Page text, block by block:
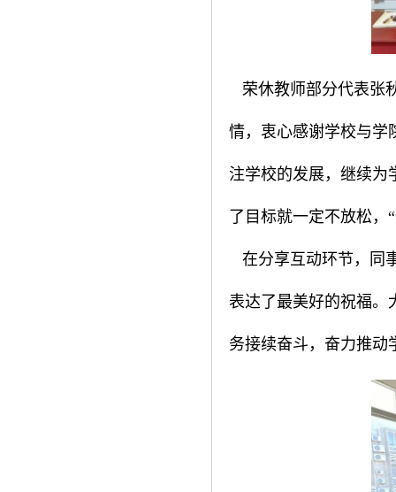
荣休教师部分代表张
情，衷心感谢学校与学
注学校的发展，继续为
了目标就一定不放松
在分享互动环节，同
表达了最美好的祝福。
务接续奋斗，奋力推动